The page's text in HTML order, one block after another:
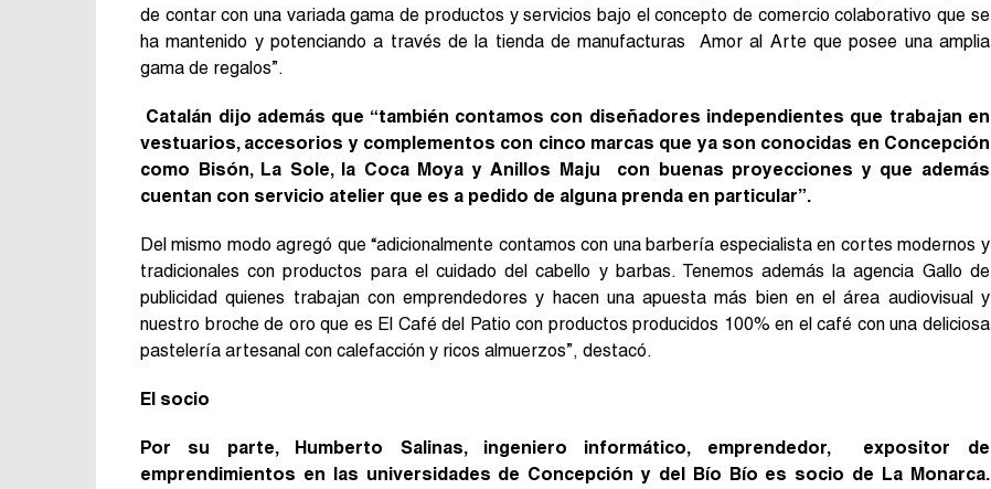
de contar con una variada gama de productos y servicios bajo el concepto de comercio colaborativo que se
ha mantenido y potenciando a través de la tienda de manufacturas Amor al Arte que posee una amplia
gama de regalos”.
Catalán dijo además que “también contamos con diseñadores independientes que trabajan en
vestuarios, accesorios y complementos con cinco marcas que ya son conocidas en Concepción
como Bisón, La Sole, la Coca Moya y Anillos Maju con buenas proyecciones y que además
cuentan con servicio atelier que es a pedido de alguna prenda en particular”.
Del mismo modo agregó que “adicionalmente contamos con una barbería especialista en cortes modernos y
tradicionales con productos para el cuidado del cabello y barbas. Tenemos además la agencia Gallo de
publicidad quienes trabajan con emprendedores y hacen una apuesta más bien en el área audiovisual y
nuestro broche de oro que es El Café del Patio con productos producidos 100% en el café con una deliciosa
pastelería artesanal con calefacción y ricos almuerzos”, destacó.
El socio
Por su parte, Humberto Salinas, ingeniero informático, emprendedor, expositor de
emprendimientos en las universidades de Concepción y del Bío Bío es socio de La Monarca.